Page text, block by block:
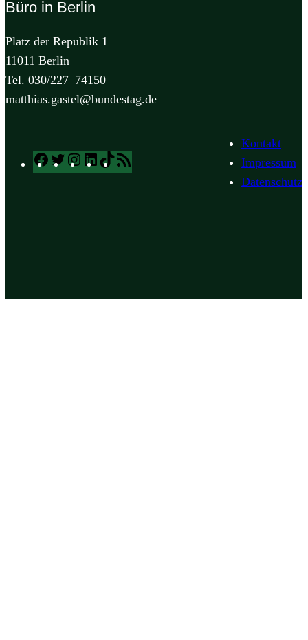
Büro in Berlin
Platz der Republik 1
11011 Berlin
Tel. 030/227–74150
matthias.gastel@bundestag.de
Facebook
TwitterInstagram
LinkedIn
TikTok
Kontakt
Impressum
Datenschutz